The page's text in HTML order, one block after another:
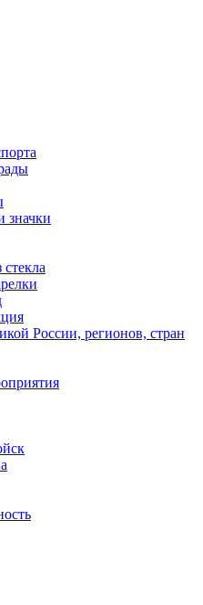
значки
России, регионов, стран